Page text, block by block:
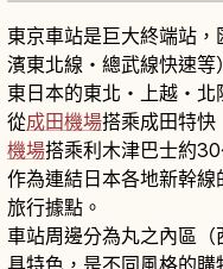
東京車站是巨大終端站
濱東北線・總武線快速
東日本的東北・上越・北
從成田機場搭乘成田特快
機場搭乘利木津巴士約
作為連結日本各地新幹
旅行據點。
車站周邊分為丸之內區
具特色，是不同風格的購